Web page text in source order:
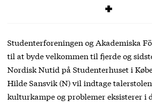
Studenterforeningen og Akademiska
til at byde velkommen til fjerde og
Nordisk Nutid på Studenterhuset i
Hilde Sansvik (N) vil indtage
kulturkampe og problemer eksisterer i